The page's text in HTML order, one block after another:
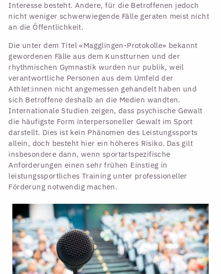
Interesse besteht. Andere, für die Betroffenen jedoch
nicht weniger schwerwiegende Fälle geraten meist nicht
an die Öffentlichkeit.
Die unter dem Titel «Magglingen-Protokolle» bekannt
gewordenen Fälle aus dem Kunstturnen und der
rhythmischen Gymnastik wurden nur publik, weil
verantwortliche Personen aus dem Umfeld der
Athlet:innen nicht angemessen gehandelt haben und
sich Betroffene deshalb an die Medien wandten.
Internationale Studien zeigen, dass psychische Gewalt
die häufigste Form interpersoneller Gewalt im Sport
darstellt. Dies ist kein Phänomen des Leistungssports
allein, doch besteht hier ein höheres Risiko. Das gilt
insbesondere dann, wenn sportartspezifische
Anforderungen einen sehr frühen Einstieg in
leistungssportliches Training unter professioneller
Förderung notwendig machen.